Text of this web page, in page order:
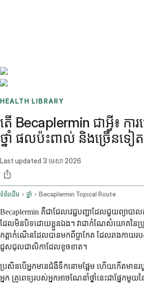
HEALTH LIBRARY
តើ Becaplermin ជាអ្វី៖ កា
ថ្នាំ ផលប៉ះពាល់ និងច្រើនទៀត
Last updated 3 មេសា 2026
ទំព័រដើម ថ្នាំ Becaplermin Topical Route
Becaplermin គឺជាជែលវេជ្ជបញ្ជាដែលជួយព្យាបា
ដែលមិនបិទដោយខ្លួនឯង។ វាជាកំណែសំយោគនៃប្
កត្តាកំណើនដែលបានមកពីប្លាកែត ដែលរាងកាយរបស់
ជួសជុលជាលិកាដែលខូចខាត។
ប្រសិនបើអ្នកមានជំងឺទឹកនោមផ្អែម ហើយកើតមា
អ្នក គ្រូពេទ្យរបស់អ្នកអាចណែនាំថ្នាំនេះជាផ្នែកមួយ